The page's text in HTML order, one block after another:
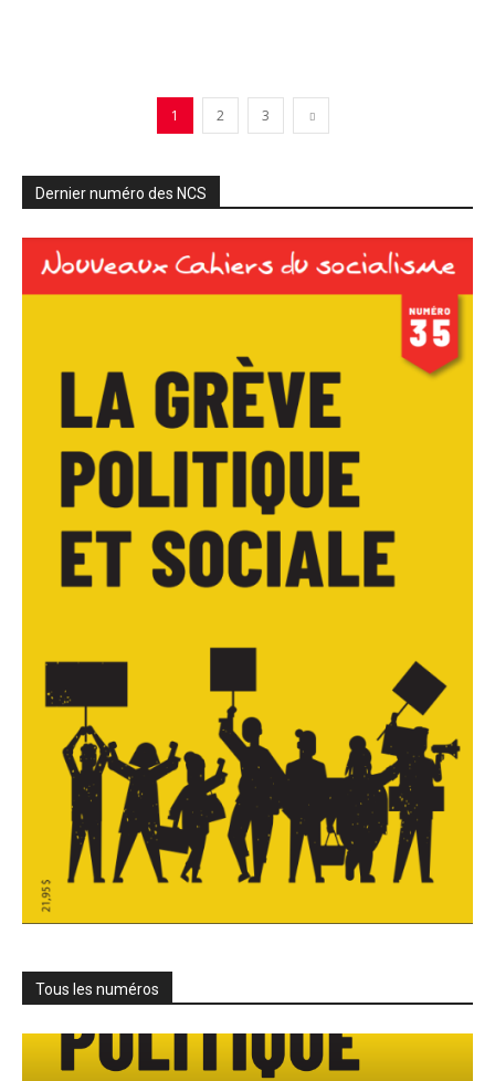
1 2 3
Dernier numéro des NCS
Tous les numéros